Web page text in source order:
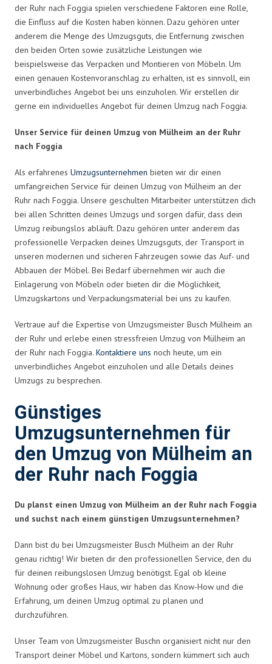
der Ruhr nach Foggia spielen verschiedene Faktoren eine Rolle,
die Einfluss auf die Kosten haben können. Dazu gehören unter
anderem die Menge des Umzugsguts, die Entfernung zwischen
den beiden Orten sowie zusätzliche Leistungen wie
beispielsweise das Verpacken und Montieren von Möbeln. Um
einen genauen Kostenvoranschlag zu erhalten, ist es sinnvoll, ein
unverbindliches Angebot bei uns einzuholen. Wir erstellen dir
gerne ein individuelles Angebot für deinen Umzug nach Foggia.
Unser Service für deinen Umzug von Mülheim an der Ruhr
nach Foggia
Als erfahrenes Umzugsunternehmen bieten wir dir einen
umfangreichen Service für deinen Umzug von Mülheim an der
Ruhr nach Foggia. Unsere geschulten Mitarbeiter unterstützen dich
bei allen Schritten deines Umzugs und sorgen dafür, dass dein
Umzug reibungslos abläuft. Dazu gehören unter anderem das
professionelle Verpacken deines Umzugsguts, der Transport in
unseren modernen und sicheren Fahrzeugen sowie das Auf- und
Abbauen der Möbel. Bei Bedarf übernehmen wir auch die
Einlagerung von Möbeln oder bieten dir die Möglichkeit,
Umzugskartons und Verpackungsmaterial bei uns zu kaufen.
Vertraue auf die Expertise von Umzugsmeister Busch Mülheim an
der Ruhr und erlebe einen stressfreien Umzug von Mülheim an
der Ruhr nach Foggia. Kontaktiere uns noch heute, um ein
unverbindliches Angebot einzuholen und alle Details deines
Umzugs zu besprechen.
Günstiges
Umzugsunternehmen für
den Umzug von Mülheim an
der Ruhr nach Foggia
Du planst einen Umzug von Mülheim an der Ruhr nach Foggia
und suchst nach einem günstigen Umzugsunternehmen?
Dann bist du bei Umzugsmeister Busch Mülheim an der Ruhr
genau richtig! Wir bieten dir den professionellen Service, den du
für deinen reibungslosen Umzug benötigst. Egal ob kleine
Wohnung oder großes Haus, wir haben das Know-How und die
Erfahrung, um deinen Umzug optimal zu planen und
durchzuführen.
Unser Team von Umzugsmeister Buschn organisiert nicht nur den
Transport deiner Möbel und Kartons, sondern kümmert sich auch